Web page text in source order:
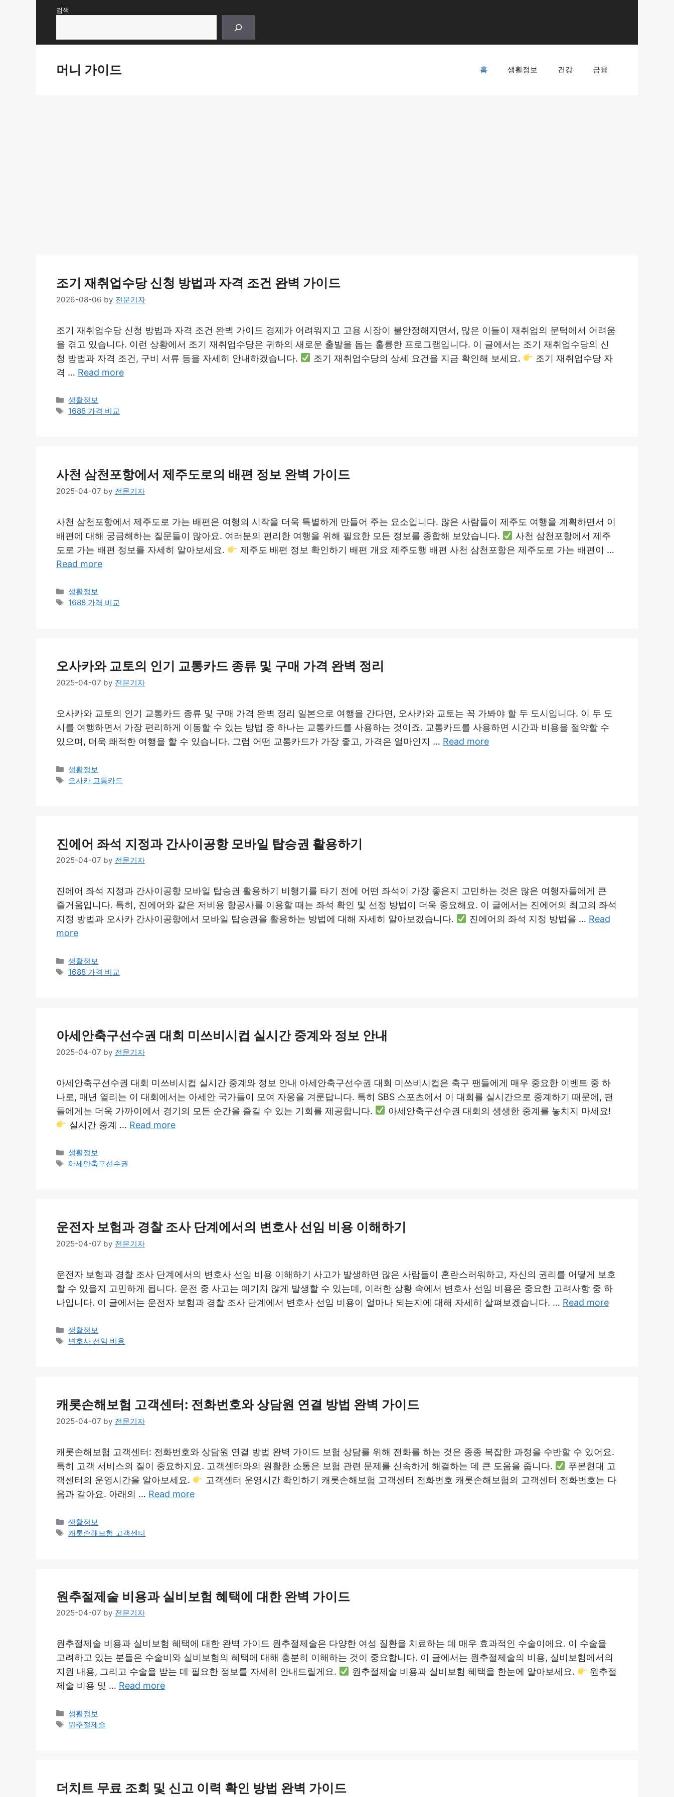
검색
머니 가이드 홈 생활정보 건강 금융
조기 재취업수당 신청 방법과 자격 조건 완벽 가이드
2026-08-06 by 전문기자
조기 재취업수당 신청 방법과 자격 조건 완벽 가이드 경제가 어려워지고 고용 시장이 불안정해지면서, 많은 이들이 재취업의 문턱에서 어려움
을 겪고 있습니다. 이런 상황에서 조기 재취업수당은 귀하의 새로운 출발을 돕는 훌륭한 프로그램입니다. 이 글에서는 조기 재취업수당의 신
청 방법과 자격 조건, 구비 서류 등을 자세히 안내하겠습니다.
조기 재취업수당의 상세 요건을 지금 확인해 보세요.
조기 재취업수당 자
격 … Read more
Categories
생활정보
Tags
1688 가격 비교
사천 삼천포항에서 제주도로의 배편 정보 완벽 가이드
2025-04-07 by 전문기자
사천 삼천포항에서 제주도로 가는 배편은 여행의 시작을 더욱 특별하게 만들어 주는 요소입니다. 많은 사람들이 제주도 여행을 계획하면서 이
배편에 대해 궁금해하는 질문들이 많아요. 여러분의 편리한 여행을 위해 필요한 모든 정보를 종합해 보았습니다.
사천 삼천포항에서 제주
도로 가는 배편 정보를 자세히 알아보세요.
제주도 배편 정보 확인하기 배편 개요 제주도행 배편 사천 삼천포항은 제주도로 가는 배편이 …
Read more
Categories
생활정보
Tags
1688 가격 비교
오사카와 교토의 인기 교통카드 종류 및 구매 가격 완벽 정리
2025-04-07 by 전문기자
오사카와 교토의 인기 교통카드 종류 및 구매 가격 완벽 정리 일본으로 여행을 간다면, 오사카와 교토는 꼭 가봐야 할 두 도시입니다. 이 두 도
시를 여행하면서 가장 편리하게 이동할 수 있는 방법 중 하나는 교통카드를 사용하는 것이죠. 교통카드를 사용하면 시간과 비용을 절약할 수
있으며, 더욱 쾌적한 여행을 할 수 있습니다. 그럼 어떤 교통카드가 가장 좋고, 가격은 얼마인지 … Read more
Categories
생활정보
Tags
오사카 교통카드
진에어 좌석 지정과 간사이공항 모바일 탑승권 활용하기
2025-04-07 by 전문기자
진에어 좌석 지정과 간사이공항 모바일 탑승권 활용하기 비행기를 타기 전에 어떤 좌석이 가장 좋은지 고민하는 것은 많은 여행자들에게 큰
즐거움입니다. 특히, 진에어와 같은 저비용 항공사를 이용할 때는 좌석 확인 및 선정 방법이 더욱 중요해요. 이 글에서는 진에어의 최고의 좌석
지정 방법과 오사카 간사이공항에서 모바일 탑승권을 활용하는 방법에 대해 자세히 알아보겠습니다.
진에어의 좌석 지정 방법을 … Read
more
Categories
생활정보
Tags
1688 가격 비교
아세안축구선수권 대회 미쓰비시컵 실시간 중계와 정보 안내
2025-04-07 by 전문기자
아세안축구선수권 대회 미쓰비시컵 실시간 중계와 정보 안내 아세안축구선수권 대회 미쓰비시컵은 축구 팬들에게 매우 중요한 이벤트 중 하
나로, 매년 열리는 이 대회에서는 아세안 국가들이 모여 자웅을 겨룬답니다. 특히 SBS 스포츠에서 이 대회를 실시간으로 중계하기 때문에, 팬
들에게는 더욱 가까이에서 경기의 모든 순간을 즐길 수 있는 기회를 제공합니다.
아세안축구선수권 대회의 생생한 중계를 놓치지 마세요!
실시간 중계 … Read more
Categories
생활정보
Tags
아세안축구선수권
운전자 보험과 경찰 조사 단계에서의 변호사 선임 비용 이해하기
2025-04-07 by 전문기자
운전자 보험과 경찰 조사 단계에서의 변호사 선임 비용 이해하기 사고가 발생하면 많은 사람들이 혼란스러워하고, 자신의 권리를 어떻게 보호
할 수 있을지 고민하게 됩니다. 운전 중 사고는 예기치 않게 발생할 수 있는데, 이러한 상황 속에서 변호사 선임 비용은 중요한 고려사항 중 하
나입니다. 이 글에서는 운전자 보험과 경찰 조사 단계에서 변호사 선임 비용이 얼마나 되는지에 대해 자세히 살펴보겠습니다. … Read more
Categories
생활정보
Tags
변호사 선임 비용
캐롯손해보험 고객센터: 전화번호와 상담원 연결 방법 완벽 가이드
2025-04-07 by 전문기자
캐롯손해보험 고객센터: 전화번호와 상담원 연결 방법 완벽 가이드 보험 상담를 위해 전화를 하는 것은 종종 복잡한 과정을 수반할 수 있어요.
특히 고객 서비스의 질이 중요하지요. 고객센터와의 원활한 소통은 보험 관련 문제를 신속하게 해결하는 데 큰 도움을 줍니다.
푸본현대 고
객센터의 운영시간을 알아보세요.
고객센터 운영시간 확인하기 캐롯손해보험 고객센터 전화번호 캐롯손해보험의 고객센터 전화번호는 다
음과 같아요. 아래의 … Read more
Categories
생활정보
Tags
캐롯손해보험 고객센터
원추절제술 비용과 실비보험 혜택에 대한 완벽 가이드
2025-04-07 by 전문기자
원추절제술 비용과 실비보험 혜택에 대한 완벽 가이드 원추절제술은 다양한 여성 질환을 치료하는 데 매우 효과적인 수술이에요. 이 수술을
고려하고 있는 분들은 수술비와 실비보험의 혜택에 대해 충분히 이해하는 것이 중요합니다. 이 글에서는 원추절제술의 비용, 실비보험에서의
지원 내용, 그리고 수술을 받는 데 필요한 정보를 자세히 안내드릴게요.
원추절제술 비용과 실비보험 혜택을 한눈에 알아보세요.
원추절
제술 비용 및 … Read more
Categories
생활정보
Tags
원추절제술
더치트 무료 조회 및 신고 이력 확인 방법 완벽 가이드